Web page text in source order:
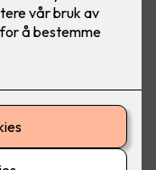
kuttes ned på, og det
du enkelt kan
geniale tips under.